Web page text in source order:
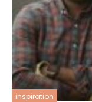
inspiration